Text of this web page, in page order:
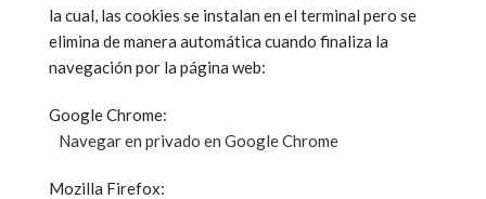
la cual, las cookies se instalan en el terminal pero se
elimina de manera automática cuando finaliza la
navegación por la página web:
Google Chrome:
Navegar en privado en Google Chrome
Mozilla Firefox: